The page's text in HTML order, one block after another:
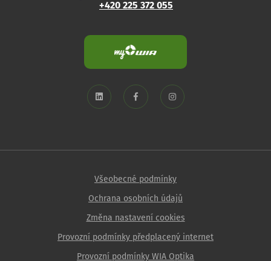
+420 225 372 055
Všeobecné podmínky
Ochrana osobních údajů
Změna nastavení cookies
Provozní podmínky předplacený internet
Provozní podmínky WIA Optika